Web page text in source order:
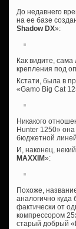
До недавнего
на ее базе
Shadow DX»:
Как видите,
крепления под
Кстати, была в
«Gamo Big Cat
Никакого
Hunter 1250»
бюджетной
И, наконец,
MAXXIM»:
Похоже,
аналогично
фактически от
компрессором
старый добрый